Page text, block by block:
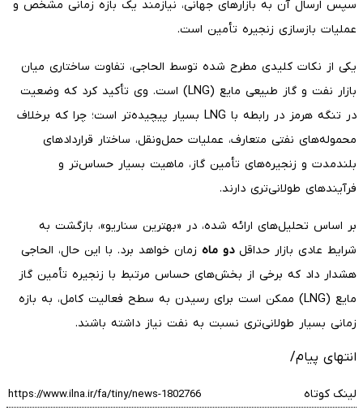
سپس ارسال آن به بازارهای جهانی، نیازمند یک بازه زمانی مشخص و
عملیات بازسازی زنجیره تأمین است.
یکی از نکات کلیدی مطرح شده توسط الحاجی، تفاوت ساختاری میان
بازار نفت و گاز طبیعی مایع (LNG) است. وی تأکید کرد که وضعیت
در تنگه هرمز در رابطه با LNG بسیار پیچیده‌تر است؛ چرا که برخلاف
محموله‌های نفتی متعارف، عملیات حمل‌ونقل، ساختار قراردادهای
بلندمدت و زنجیره‌های تأمین گاز، ماهیت بسیار حساس‌تر و
فرآیندهای طولانی‌تری دارند.
بر اساس تحلیل‌های ارائه شده، در «بهترین سناریو»، بازگشت به
شرایط عادی بازار حداقلدو ماه زمان خواهد برد. با این حال، الحاجی
هشدار داد که برخی از بخش‌های حساس مرتبط با زنجیره تأمین گاز
مایع (LNG) ممکن است برای رسیدن به سطح فعالیت کامل، به بازه
زمانی بسیار طولانی‌تری نسبت به نفت نیاز داشته باشند.
انتهای پیام/
لینک کوتاه